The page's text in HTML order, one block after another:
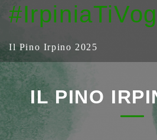
Skip
Il Pino Irpino 2025
IL PINO